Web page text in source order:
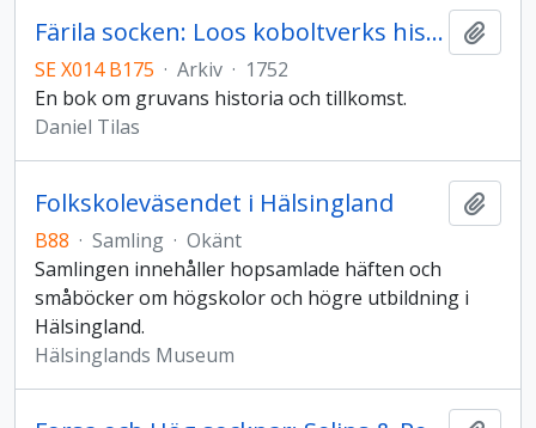
Färila socken: Loos koboltverks historia
SE X014 B175 · Arkiv · 1752
En bok om gruvans historia och tillkomst.
Daniel Tilas
Folkskoleväsendet i Hälsingland
B88 · Samling · Okänt
Samlingen innehåller hopsamlade häften och
småböcker om högskolor och högre utbildning i
Hälsingland.
Hälsinglands Museum